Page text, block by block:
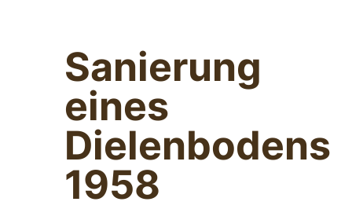
Sanierung
eines
Dielenbodens
1958